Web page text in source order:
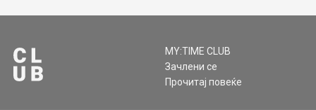
MY:TIME CLUB
Зачлени се
Прочитај повеќе